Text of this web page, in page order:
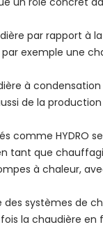
par rapport à
exemple une
à
de la
comme HYDRO
tant que
à chaleur,
des systèmes de
fois la chaudière